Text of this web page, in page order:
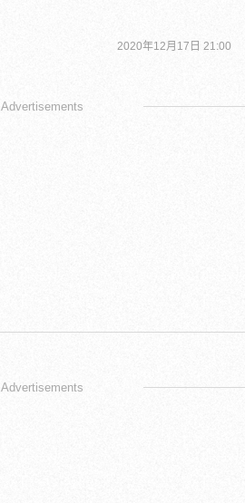
2020年12月17日 21:00
Advertisements
Advertisements